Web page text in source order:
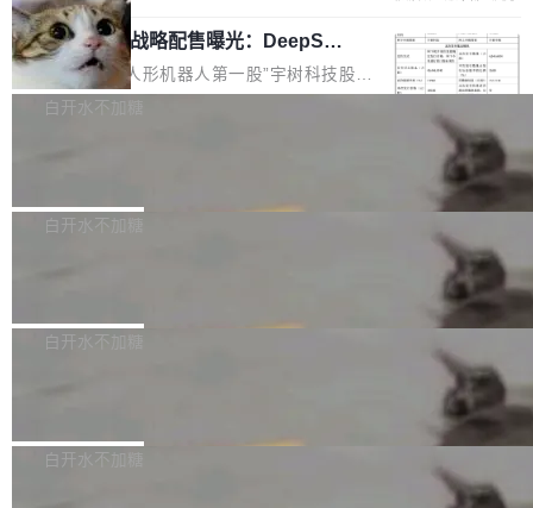
家基线 95.4%。 不是又一个 coding agent 包装
器 Prime Agent 的架构和市面上大多数 coding
agent 有本质区别。大多数 agent harness 的设
计是基于早期模型的能力—...
是项目级别的官方立场，目前由五个团队采纳，
但它可能是主流开源项目中关于 AI 辅助贡献最
细致的一份规则。 政策的核心只有一句话：LLM
可以用来分析、提炼、审阅、建议，但不能用来
不得生成涉及安全性的关键变更，除非作者本身
宇树科技 IPO 战略配售曝光：DeepSe
ek 获配 93.3 万股，锁定 36 个月
8月6日晚间，“人形机器人第一股”宇树科技股份
有限公司披露IPO发行价格及战略配售结果，杭
36个月。 公告显示，本次宇树科技战略配售对
员工参与设立的专项资产管理计划。其中，Dee
获配9...
白开水不加糖
Bug fixes and enhancements 修复多次传递同
一个回归问题，该问题导致拉取镜像时会拒绝包
题，该问题可能导致在旧版 Linux 内核...
白开水不加糖
e 孵化器项目管理委员会（IPMC）投票中获得
P）！这一里程碑不仅标志着 Fluss 迈入新的发
白开水不加糖
长期停止内容更新，未能实现其作为“AI版维基百
白开水不加糖